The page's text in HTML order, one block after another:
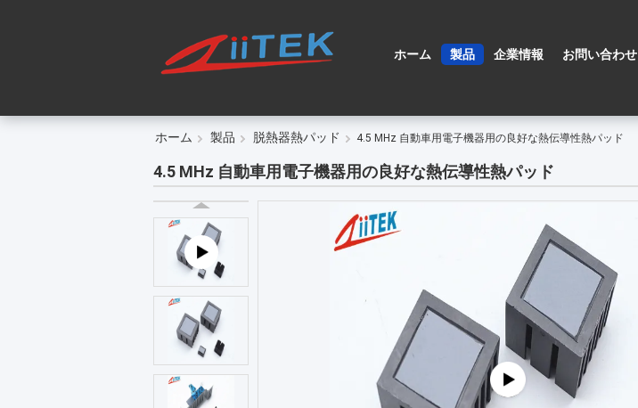
ホーム 製品 企業情報 お問い合わせ
ホーム 製品 脱熱器熱パッド 4.5 MHz 自動車用電子機器用の良好な熱伝導性熱パッド
4.5 MHz 自動車用電子機器用の良好な熱伝導性熱パッド